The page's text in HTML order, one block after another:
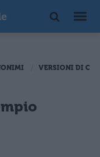
VERSIONI DI